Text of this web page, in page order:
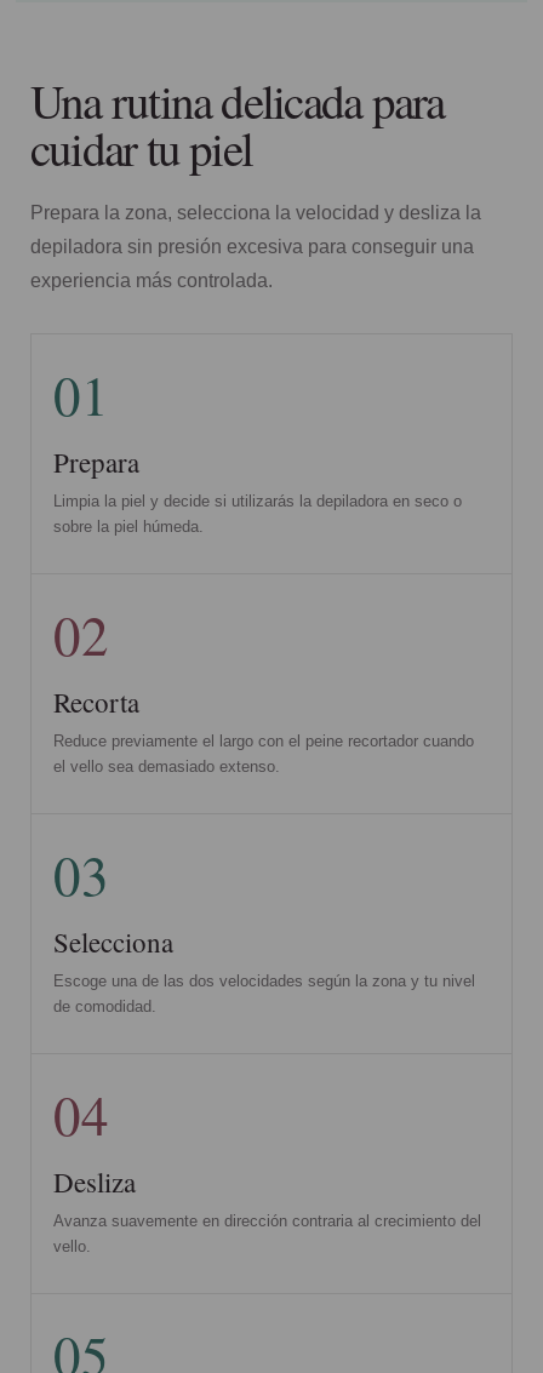
Una rutina delicada para
cuidar tu piel
Prepara la zona, selecciona la velocidad y desliza la
depiladora sin presión excesiva para conseguir una
experiencia más controlada.
01
Prepara
Limpia la piel y decide si utilizarás la depiladora en seco o
sobre la piel húmeda.
02
Recorta
Reduce previamente el largo con el peine recortador cuando
el vello sea demasiado extenso.
03
Selecciona
Escoge una de las dos velocidades según la zona y tu nivel
de comodidad.
04
Desliza
Avanza suavemente en dirección contraria al crecimiento del
vello.
05